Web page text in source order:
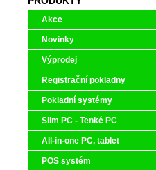
Akce
Novinky
Výprodej
Registrační pokladny
Pokladní systémy
Slim PC - Tenké PC
All-in-one PC, tablet
POS systém